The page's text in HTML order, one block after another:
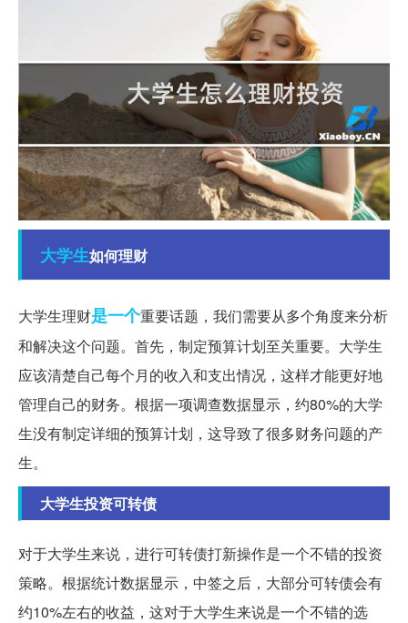
大学生如何理财
大学生理财是一个重要话题，我们需要从多个角度来分析
和解决这个问题。首先，制定预算计划至关重要。大学生
应该清楚自己每个月的收入和支出情况，这样才能更好地
管理自己的财务。根据一项调查数据显示，约80%的大学
生没有制定详细的预算计划，这导致了很多财务问题的产
生。
大学生投资可转债
对于大学生来说，进行可转债打新操作是一个不错的投资
策略。根据统计数据显示，中签之后，大部分可转债会有
约10%左右的收益，这对于大学生来说是一个不错的选